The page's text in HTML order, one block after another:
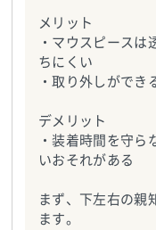
メリット
・マウスピースは
ちにくい
・取り外しができ
デメリット
・装着時間を守ら
いおそれがある
まず、下左右の親
ます。